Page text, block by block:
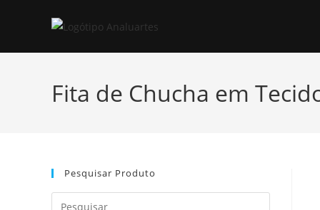
Fita de Chucha em
Pesquisar Produto